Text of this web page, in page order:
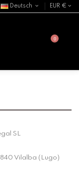
Deutsch EUR €
0
SL
Vilalba (Lugo)